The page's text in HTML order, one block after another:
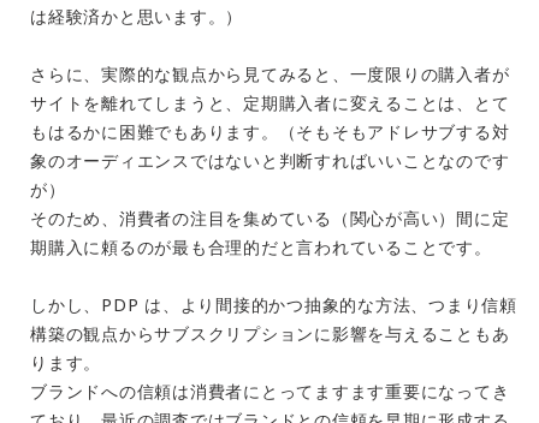
は経験済かと思います。）
さらに、実際的な観点から見てみると、一度限りの購入者が
サイトを離れてしまうと、定期購入者に変えることは、とて
もはるかに困難でもあります。（そもそもアドレサブする対
象のオーディエンスではないと判断すればいいことなのです
が）
そのため、消費者の注目を集めている（関心が高い）間に定
期購入に頼るのが最も合理的だと言われていることです。
しかし、PDP は、より間接的かつ抽象的な方法、つまり信頼
構築の観点からサブスクリプションに影響を与えることもあ
ります。
ブランドへの信頼は消費者にとってますます重要になってき